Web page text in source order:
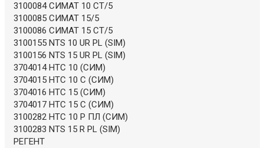
3100084 СИМАТ 10 СТ/5
3100085 СИМАТ 15/5
3100086 СИМАТ 15 СТ/5
3100155 NTS 10 UR PL (SIM)
3100156 NTS 15 UR PL (SIM)
3704014 НТС 10 (СИМ)
3704015 НТС 10 С (СИМ)
3704016 НТС 15 (СИМ)
3704017 НТС 15 С (СИМ)
3100282 НТС 10 Р ПЛ (СИМ)
3100283 NTS 15 R PL (SIM)
РЕГЕНТ